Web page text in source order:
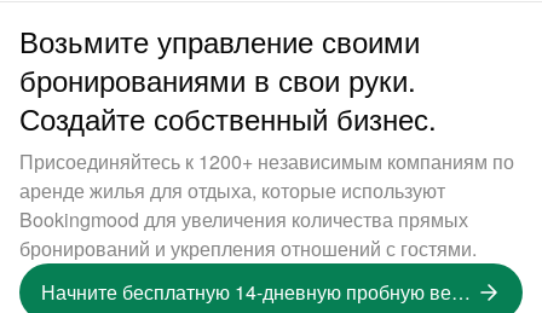
Возьмите управление своими
бронированиями в свои руки.
Создайте собственный бизнес.
Присоединяйтесь к 1200+ независимым компаниям по
аренде жилья для отдыха, которые используют
Bookingmood для увеличения количества прямых
бронирований и укрепления отношений с гостями.
Начните бесплатную 14-дневную пробную версию